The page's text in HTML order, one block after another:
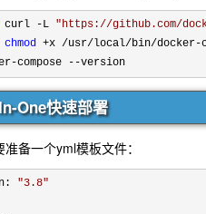
curl -L "https://github.com/
chmod +x /usr/local/bin/docker-
-compose --version
One快速部署
备一个yml模板文件：
"3.8"